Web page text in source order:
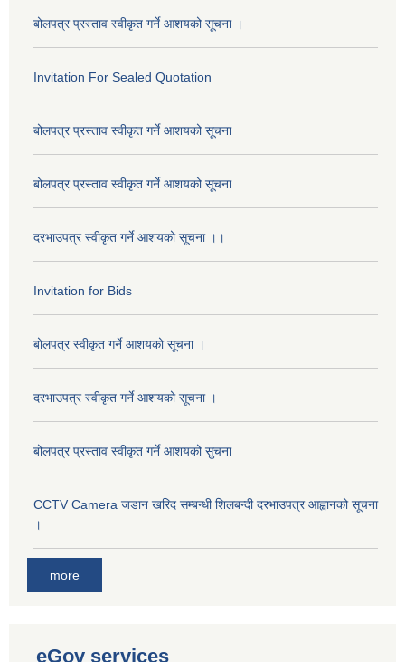
बोलपत्र प्रस्ताव स्वीकृत गर्ने आशयको सूचना ।
Invitation For Sealed Quotation
बोलपत्र प्रस्ताव स्वीकृत गर्ने आशयको सूचना
बोलपत्र प्रस्ताव स्वीकृत गर्ने आशयको सूचना
दरभाउपत्र स्वीकृत गर्ने आशयको सूचना ।।
Invitation for Bids
बोलपत्र स्वीकृत गर्ने आशयको सूचना ।
दरभाउपत्र स्वीकृत गर्ने आशयको सूचना ।
बोलपत्र प्रस्ताव स्वीकृत गर्ने आशयको सुचना
CCTV Camera जडान खरिद सम्बन्धी शिलबन्दी दरभाउपत्र आह्वानको सूचना
।
more
eGov services